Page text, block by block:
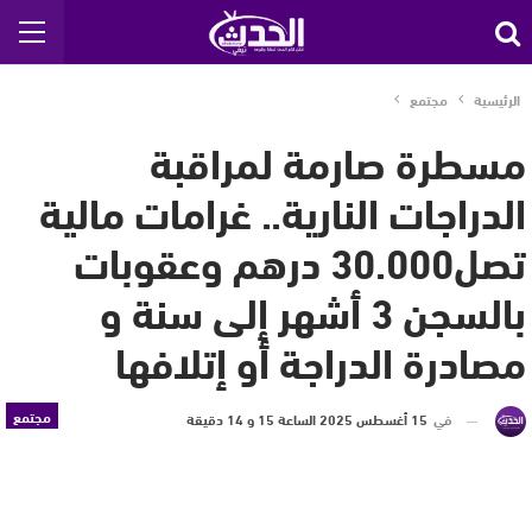
الرئيسية مجتمع
مسطرة صارمة لمراقبة
الدراجات النارية.. غرامات مالية
تصل30.000 درهم وعقوبات
بالسجن 3 أشهر إلى سنة و
مصادرة الدراجة أو إتلافها
مجتمع في 15 أغسطس 2025 الساعة 15 و 14 دقيقة